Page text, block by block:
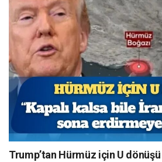
Trump’tan Hürmüz için U dönüşü